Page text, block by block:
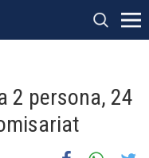
2 persona, 24